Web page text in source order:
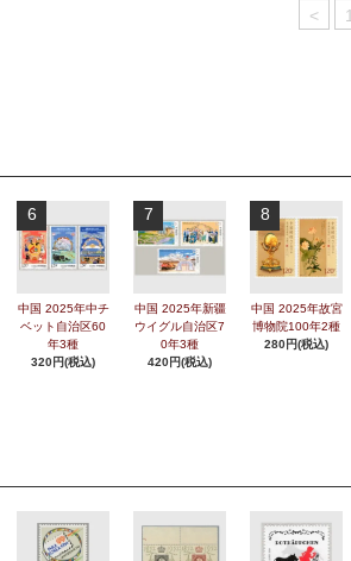
< 1
6
中国 2025年中チ
ベット自治区60
年3種
320円(税込)
7
中国 2025年新疆
ウイグル自治区7
0年3種
420円(税込)
8
中国 2025年故宮
博物院100年2種
280円(税込)